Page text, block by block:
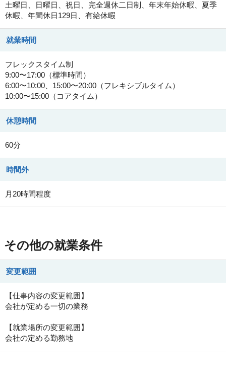
土曜日、日曜日、祝日、完全週休二日制、年末年始休暇、夏季
休暇、年間休日129日、有給休暇
就業時間
フレックスタイム制
9:00〜17:00（標準時間）
6:00〜10:00、15:00〜20:00（フレキシブルタイム）
10:00〜15:00（コアタイム）
休憩時間
60分
時間外
月20時間程度
その他の就業条件
変更範囲
【仕事内容の変更範囲】
会社が定める一切の業務
【就業場所の変更範囲】
会社の定める勤務地